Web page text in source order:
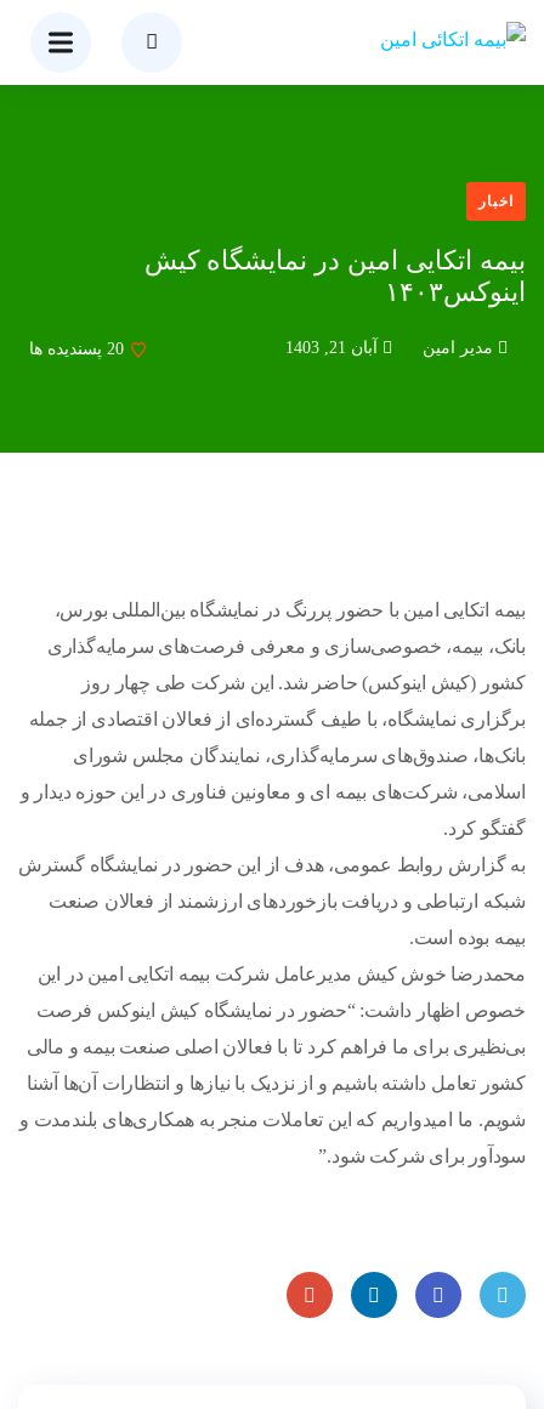
اخبار
بیمه اتکایی امین در نمایشگاه کیش
اینوکس۱۴۰۳
مدیر امین آبان 21, 1403 20 پسندیده ها
بیمه اتکایی امین با حضور پررنگ در نمایشگاه بین‌المللی بورس،
بانک، بیمه، خصوصی‌سازی و معرفی فرصت‌های سرمایه‌گذاری
کشور (کیش اینوکس) حاضر شد. این شرکت طی چهار روز
برگزاری نمایشگاه، با طیف گسترده‌ای از فعالان اقتصادی از جمله
بانک‌ها، صندوق‌های سرمایه‌گذاری، نمایندگان مجلس شورای
اسلامی، شرکت‌های بیمه ای و معاونین فناوری در این حوزه دیدار و
گفتگو کرد.
به گزارش روابط عمومی، هدف از این حضور در نمایشگاه گسترش
شبکه ارتباطی و دریافت بازخوردهای ارزشمند از فعالان صنعت
بیمه بوده است.
محمدرضا خوش کیش مدیرعامل شرکت بیمه اتکایی امین در این
خصوص اظهار داشت: “حضور در نمایشگاه کیش اینوکس فرصت
بی‌نظیری برای ما فراهم کرد تا با فعالان اصلی صنعت بیمه و مالی
کشور تعامل داشته باشیم و از نزدیک با نیازها و انتظارات آن‌ها آشنا
شویم. ما امیدواریم که این تعاملات منجر به همکاری‌های بلندمدت و
سودآور برای شرکت شود.”